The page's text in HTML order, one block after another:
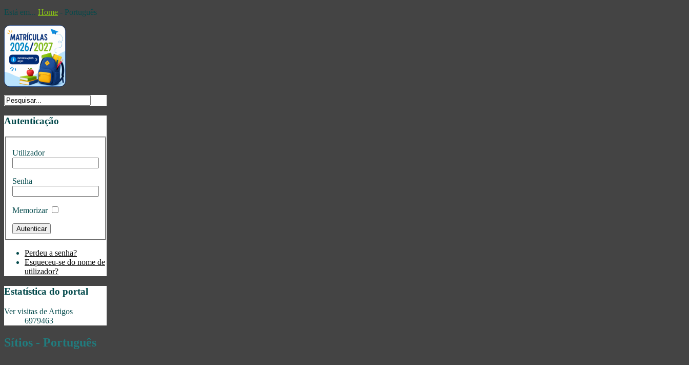
Está em... Home - Português
Autenticação
Utilizador
Senha
Memorizar
Perdeu a senha?
Esqueceu-se do nome de
utilizador?
Estatística do portal
Ver visitas de Artigos
6979463
Sítios - Português